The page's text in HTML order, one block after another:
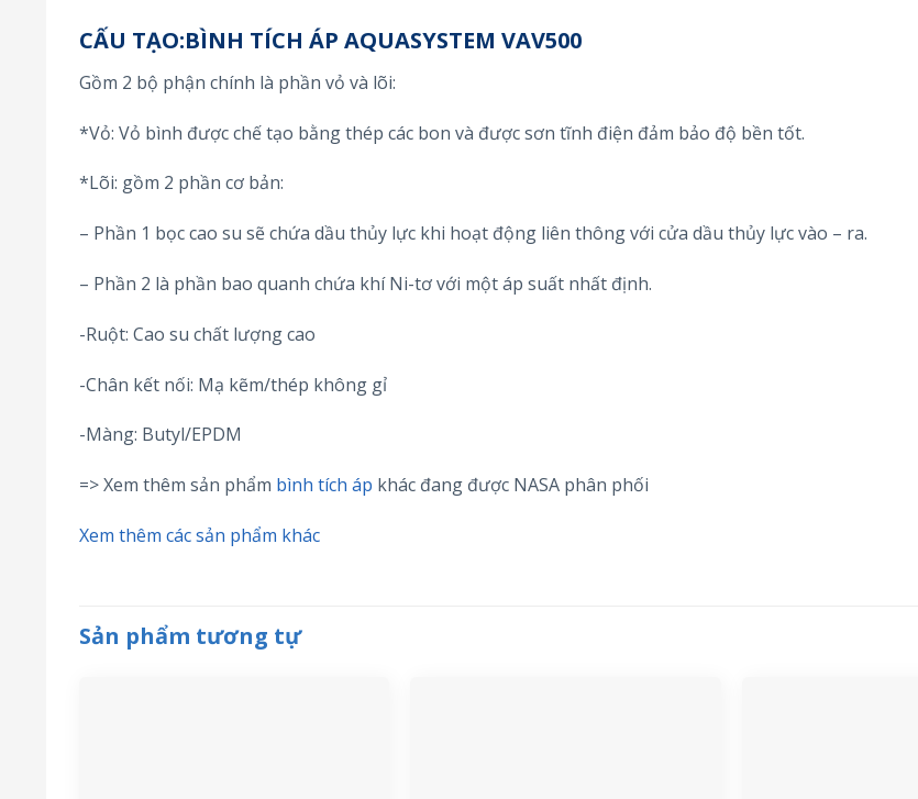
CẤU TẠO:BÌNH TÍCH ÁP AQUASYSTEM VAV500
Gồm 2 bộ phận chính là phần vỏ và lõi:
*Vỏ: Vỏ bình được chế tạo bằng thép các bon và được sơn tĩnh điện đảm bảo độ bền tốt.
*Lõi: gồm 2 phần cơ bản:
– Phần 1 bọc cao su sẽ chứa dầu thủy lực khi hoạt động liên thông với cửa dầu thủy lực vào – ra.
– Phần 2 là phần bao quanh chứa khí Ni-tơ với một áp suất nhất định.
-Ruột: Cao su chất lượng cao
-Chân kết nối: Mạ kẽm/thép không gỉ
-Màng: Butyl/EPDM
=> Xem thêm sản phẩm bình tích áp khác đang được NASA phân phối
Xem thêm các sản phẩm khác
Sản phẩm tương tự